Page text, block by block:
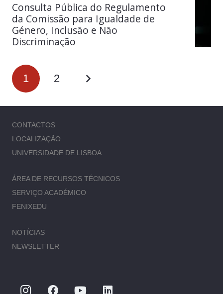
Consulta Pública do Regulamento
da Comissão para Igualdade de
Género, Inclusão e Não
Discriminação
1 2
CONTACTOS
LOCALIZAÇÃO
UNIVERSIDADE DE LISBOA
ÁREA DE RECURSOS TÉCNICOS
SERVIÇO ACADÉMICO
FENIXEDU
NOTÍCIAS
NEWSLETTER